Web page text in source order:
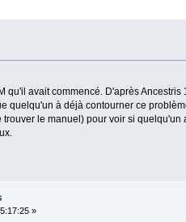
qu'il avait commencé. D'après
quelqu'un à déjà contourner ce
le manuel) pour voir si
»